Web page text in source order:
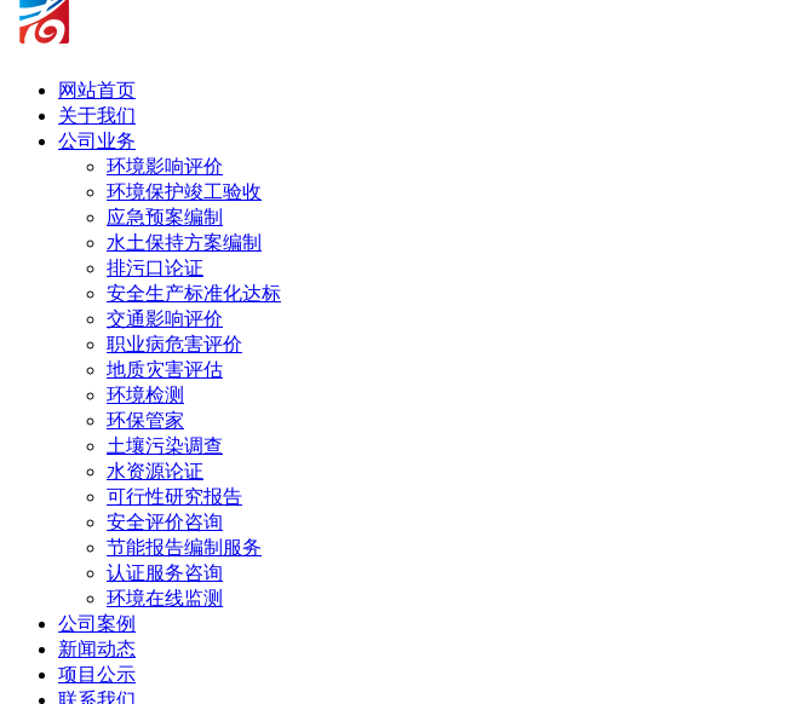
网站首页
关于我们
公司业务
环境影响评价
环境保护竣工验收
应急预案编制
水土保持方案编制
排污口论证
安全生产标准化达标
交通影响评价
职业病危害评价
地质灾害评估
环境检测
环保管家
土壤污染调查
水资源论证
可行性研究报告
安全评价咨询
节能报告编制服务
认证服务咨询
环境在线监测
公司案例
新闻动态
项目公示